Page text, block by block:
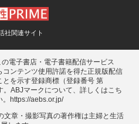
社関連サイト
電子書店・電子書籍配信サービス
コンテンツ使用許諾を得た正規版配信
とを示す登録商標（登録番号 第
ABJマークについて、詳しくはこち
https://aebs.or.jp/
⽂章・撮影写真の著作権は主婦と⽣活